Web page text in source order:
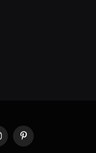
Pinterest